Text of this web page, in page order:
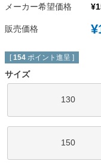
メーカー希望価格 ¥
販売価格 ¥
[ 154 ポイント進呈 ]
サイズ
130
150